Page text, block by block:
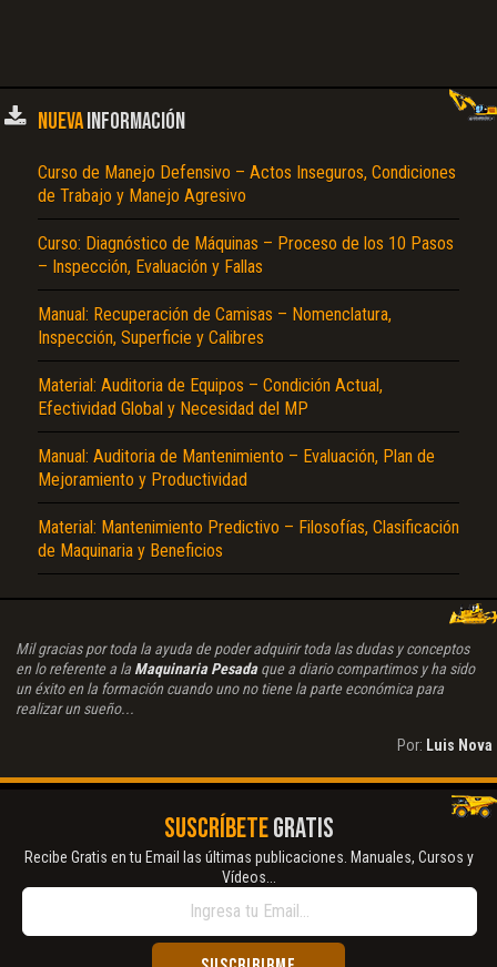
NUEVAINFORMACIÓN
Curso de Manejo Defensivo – Actos Inseguros, Condiciones
de Trabajo y Manejo Agresivo
Curso: Diagnóstico de Máquinas – Proceso de los 10 Pasos
– Inspección, Evaluación y Fallas
Manual: Recuperación de Camisas – Nomenclatura,
Inspección, Superficie y Calibres
Material: Auditoria de Equipos – Condición Actual,
Efectividad Global y Necesidad del MP
Manual: Auditoria de Mantenimiento – Evaluación, Plan de
Mejoramiento y Productividad
Material: Mantenimiento Predictivo – Filosofías, Clasificación
de Maquinaria y Beneficios
Mil gracias por toda la ayuda de poder adquirir toda las dudas y conceptos
en lo referente a la Maquinaria Pesadaque a diario compartimos y ha sido
un éxito en la formación cuando uno no tiene la parte económica para
realizar un sueño...
Por: Luis Nova
SUSCRÍBETEGRATIS
Recibe Gratis en tu Email las últimas publicaciones. Manuales, Cursos y
Vídeos...